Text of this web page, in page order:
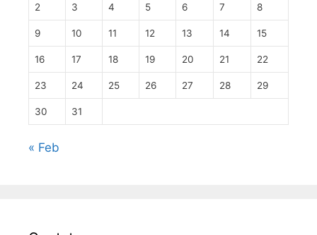
2 3 4 5 6 7 8
9 10 11 12 13 14 15
16 17 18 19 20 21 22
23 24 25 26 27 28 29
30 31
« Feb